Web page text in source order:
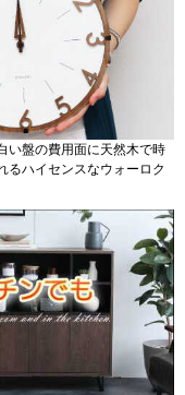
い盤の費用面に天然木で時
るハイセンスなウォーロク